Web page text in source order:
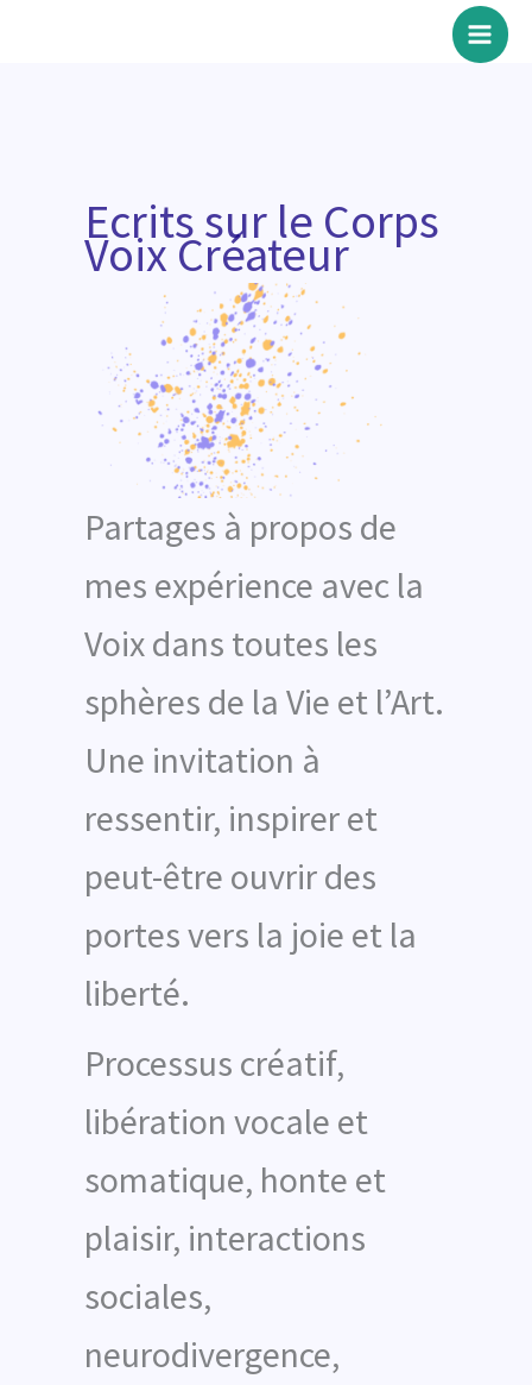
Ecrits sur le Corps
Voix Créateur
Partages à propos de
mes expérience avec la
Voix dans toutes les
sphères de la Vie et l’Art.
Une invitation à
ressentir, inspirer et
peut-être ouvrir des
portes vers la joie et la
liberté.
Processus créatif,
libération vocale et
somatique, honte et
plaisir, interactions
sociales,
neurodivergence,